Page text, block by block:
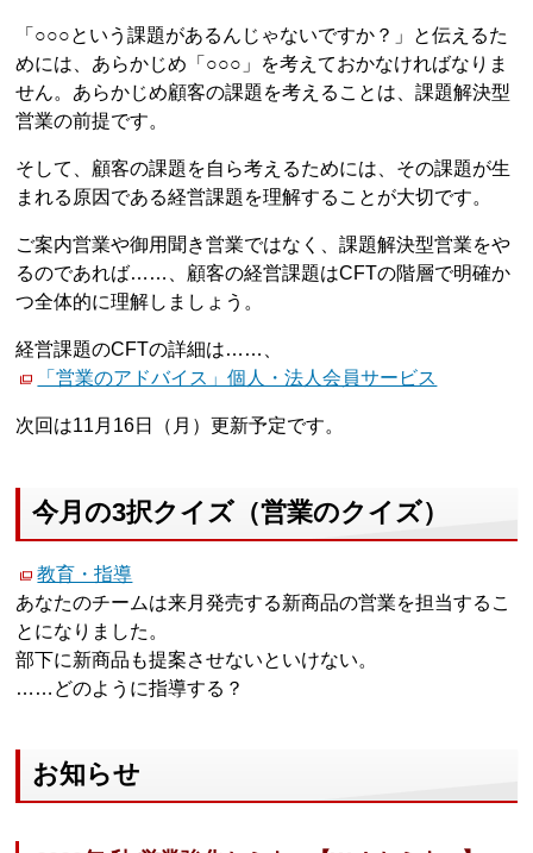
「○○○という課題があるんじゃないですか？」と伝えるた
めには、あらかじめ「○○○」を考えておかなければなりま
せん。あらかじめ顧客の課題を考えることは、課題解決型
営業の前提です。
そして、顧客の課題を自ら考えるためには、その課題が生
まれる原因である経営課題を理解することが大切です。
ご案内営業や御用聞き営業ではなく、課題解決型営業をや
るのであれば……、顧客の経営課題はCFTの階層で明確か
つ全体的に理解しましょう。
経営課題のCFTの詳細は……、
「営業のアドバイス」個人・法人会員サービス
次回は11月16日（月）更新予定です。
今月の3択クイズ（営業のクイズ）
教育・指導
あなたのチームは来月発売する新商品の営業を担当するこ
とになりました。
部下に新商品も提案させないといけない。
……どのように指導する？
お知らせ